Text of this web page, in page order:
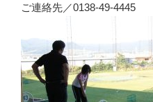
ご連絡先／0138-49-4445